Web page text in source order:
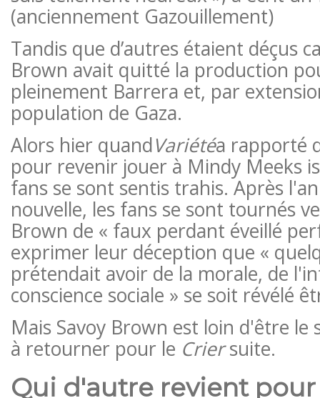
(anciennement Gazouillement)
Tandis que d’autres étaient déçus
Brown avait quitté la production
pleinement Barrera et, par
population de Gaza.
Alors hier quandVariétéa rapporté
pour revenir jouer à Mindy Meeks
fans se sont sentis trahis. Après
nouvelle, les fans se sont tournés
Brown de « faux perdant éveillé
exprimer leur déception que «
prétendait avoir de la morale, de
conscience sociale » se soit révélé
Mais Savoy Brown est loin d'être le
à retourner pour le Criersuite.
Qui d'autre revient pour